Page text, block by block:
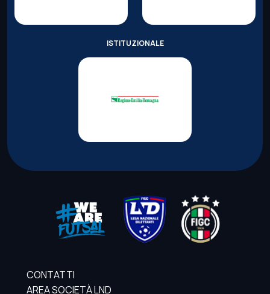
ISTITUZIONALE
CONTATTI
AREA SOCIETÀ LND